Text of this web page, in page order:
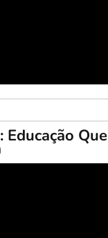
Educação Que